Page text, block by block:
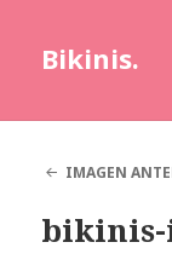
Bikinis.
IMAGEN
bikinis-